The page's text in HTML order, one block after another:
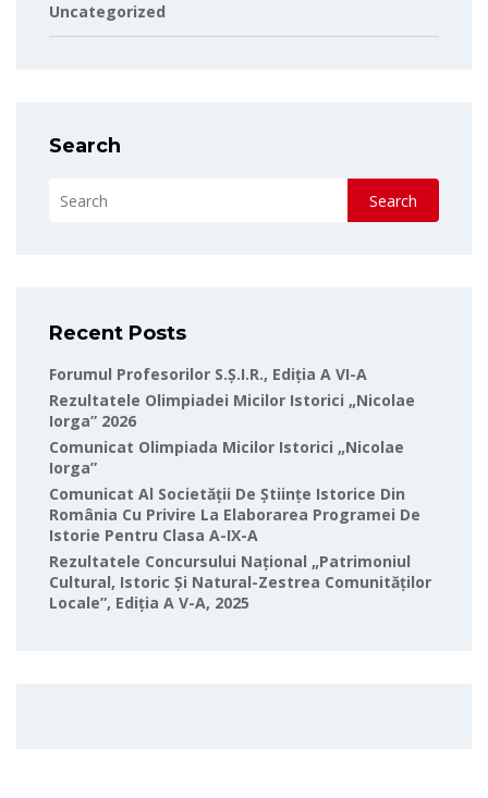
Uncategorized
Search
Search
Recent Posts
Forumul Profesorilor S.Ș.I.R., Ediția A VI-A
Rezultatele Olimpiadei Micilor Istorici „Nicolae
Iorga” 2026
Comunicat Olimpiada Micilor Istorici „Nicolae
Iorga”
Comunicat Al Societății De Științe Istorice Din
România Cu Privire La Elaborarea Programei De
Istorie Pentru Clasa A-IX-A
Rezultatele Concursului Național „Patrimoniul
Cultural, Istoric Și Natural-Zestrea Comunităților
Locale”, Ediția A V-A, 2025